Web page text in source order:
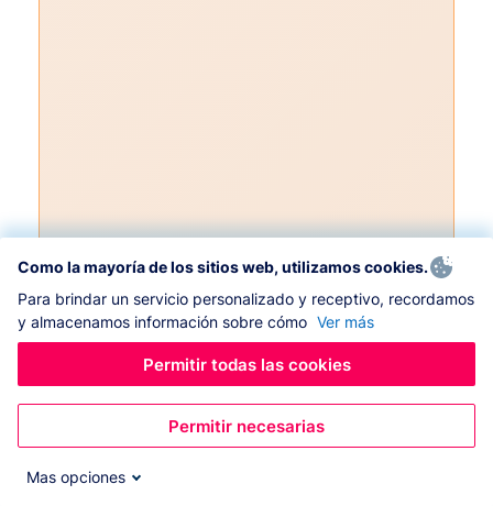
Como la mayoría de los sitios web, utilizamos cookies.
Para brindar un servicio personalizado y receptivo, recordamos
y almacenamos información sobre cómo Ver más
Permitir todas las cookies
Permitir necesarias
Mas opciones